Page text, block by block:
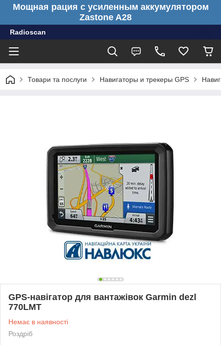
Мощная рация с усиленным аккумулятором
Zastone A28
Radioscan
Товари та послуги Навигаторы и трекеры GPS
GPS-навігатор для вантажівок Garmin dezl
770LMT
Немає в наявності
Роздріб